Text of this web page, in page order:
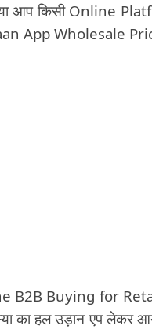
आप किसी Online
App Wholesale
B2B Buying for
का हल उड़ान एप